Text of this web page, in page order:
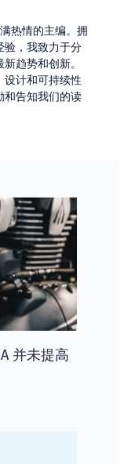
热情的主编。拥
验，我致力于分
趋势和创新。
设计和可持续性
和告知我们的读
并未提高